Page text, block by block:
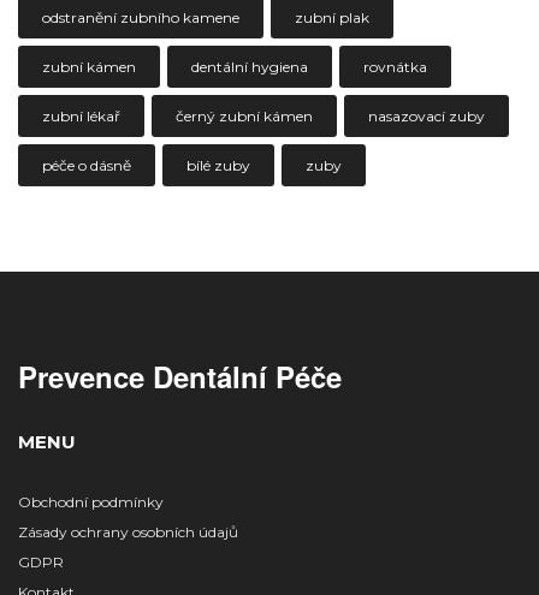
odstranění zubního kamene zubní plak
zubní kámen dentální hygiena rovnátka
zubní lékař černý zubní kámen nasazovací zuby
péče o dásně bílé zuby zuby
Prevence Dentální Péče
MENU
Obchodní podmínky
Zásady ochrany osobních údajů
GDPR